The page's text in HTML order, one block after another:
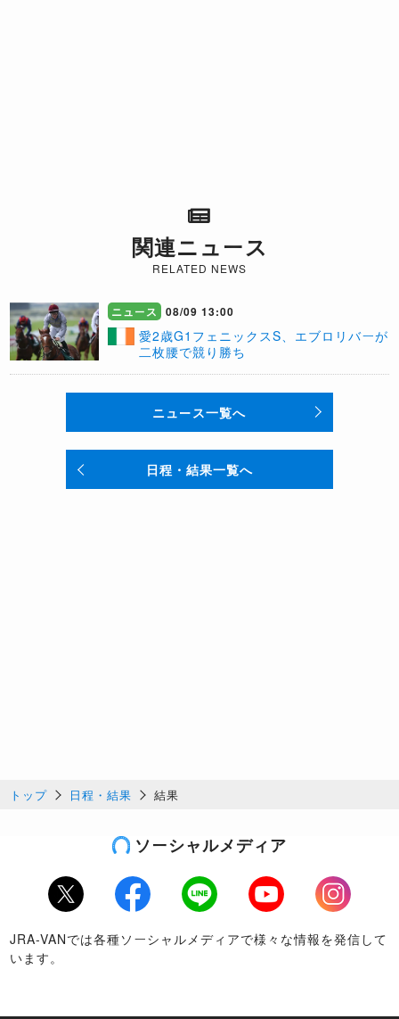
関連ニュース
RELATED NEWS
ニュース 08/09 13:00
愛2歳G1フェニックスS、エブロリバーが
二枚腰で競り勝ち
ニュース一覧へ
日程・結果一覧へ
トップ 日程・結果 結果
ソーシャルメディア
Twitter Facebook LINE Youtube
Instagram
JRA-VANでは各種ソーシャルメディアで様々な情報を発信して
います。